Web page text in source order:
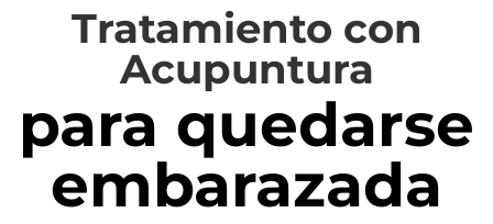
Tratamiento con
Acupuntura
para quedarse
embarazada